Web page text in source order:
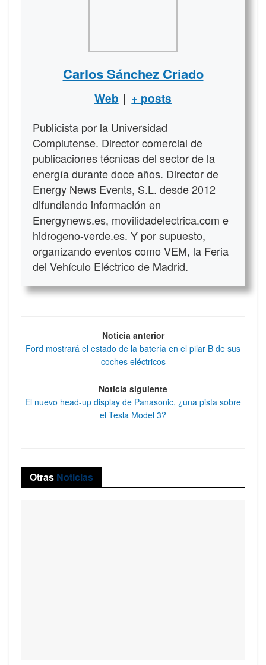
Carlos Sánchez Criado
Web | + posts
Publicista por la Universidad
Complutense. Director comercial de
publicaciones técnicas del sector de la
energía durante doce años. Director de
Energy News Events, S.L. desde 2012
difundiendo información en
Energynews.es, movilidadelectrica.com e
hidrogeno-verde.es. Y por supuesto,
organizando eventos como VEM, la Feria
del Vehículo Eléctrico de Madrid.
Noticia anterior
Ford mostrará el estado de la batería en el pilar B de sus
coches eléctricos
Noticia siguiente
El nuevo head-up display de Panasonic, ¿una pista sobre
el Tesla Model 3?
Otras Noticias